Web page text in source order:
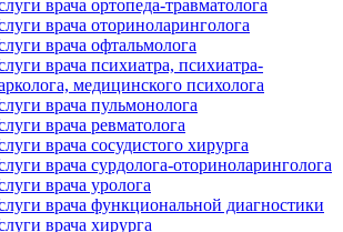
врача ортопеда-травматолога
врача оториноларинголога
врача офтальмолога
врача психиатра, психиатра-
медицинского психолога
врача пульмонолога
врача ревматолога
врача сосудистого хирурга
врача сурдолога-оториноларинголога
врача уролога
врача функциональной диагностики
врача хирурга